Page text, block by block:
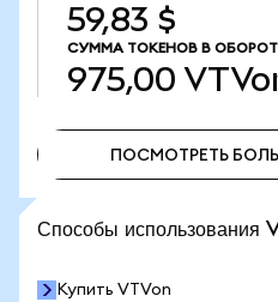
59,83 $
СУММА ТОКЕНОВ В
975,00
ПОСМОТРЕТЬ
Способы
Купить VTVon